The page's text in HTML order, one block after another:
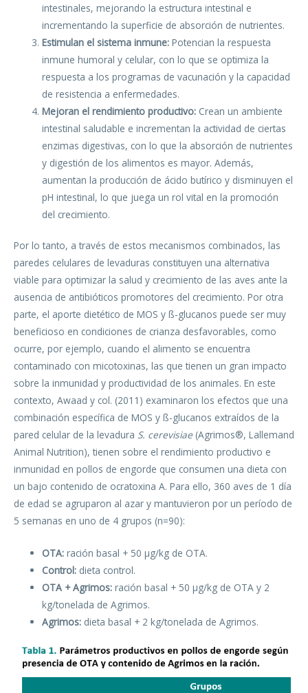
intestinales, mejorando la estructura intestinal e
incrementando la superficie de absorción de nutrientes.
Estimulan el sistema inmune: Potencian la respuesta
inmune humoral y celular, con lo que se optimiza la
respuesta a los programas de vacunación y la capacidad
de resistencia a enfermedades.
Mejoran el rendimiento productivo: Crean un ambiente
intestinal saludable e incrementan la actividad de ciertas
enzimas digestivas, con lo que la absorción de nutrientes
y digestión de los alimentos es mayor. Además,
aumentan la producción de ácido butírico y disminuyen el
pH intestinal, lo que juega un rol vital en la promoción
del crecimiento.
Por lo tanto, a través de estos mecanismos combinados, las
paredes celulares de levaduras constituyen una alternativa
viable para optimizar la salud y crecimiento de las aves ante la
ausencia de antibióticos promotores del crecimiento. Por otra
parte, el aporte dietético de MOS y ß-glucanos puede ser muy
beneficioso en condiciones de crianza desfavorables, como
ocurre, por ejemplo, cuando el alimento se encuentra
contaminado con micotoxinas, las que tienen un gran impacto
sobre la inmunidad y productividad de los animales. En este
contexto, Awaad y col. (2011) examinaron los efectos que una
combinación específica de MOS y ß-glucanos extraídos de la
pared celular de la levadura S. cerevisiae (Agrimos®, Lallemand
Animal Nutrition), tienen sobre el rendimiento productivo e
inmunidad en pollos de engorde que consumen una dieta con
un bajo contenido de ocratoxina A. Para ello, 360 aves de 1 día
de edad se agruparon al azar y mantuvieron por un período de
5 semanas en uno de 4 grupos (n=90):
OTA:ración basal + 50 μg/kg de OTA.
Control: dieta control.
OTA + Agrimos:ración basal + 50 μg/kg de OTA y 2
kg/tonelada de Agrimos.
Agrimos: dieta basal + 2 kg/tonelada de Agrimos.